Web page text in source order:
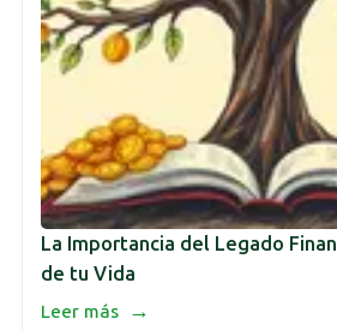
La Importancia del Legado
de tu Vida
Leer más →